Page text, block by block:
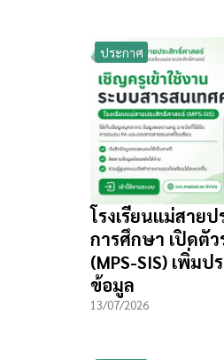
ประกาศ
โรงเรียนแม่สาย
การศึกษา เปิดตั
(MPS-SIS) เพิ่ม
ข้อมูล
13/07/2026